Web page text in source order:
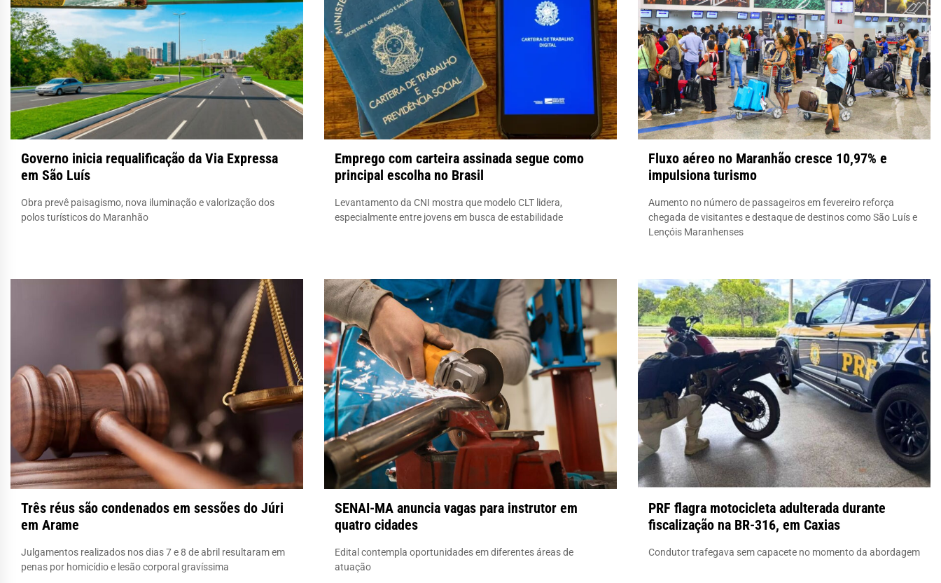
Governo inicia requalificação da Via Expressa
em São Luís
Obra prevê paisagismo, nova iluminação e valorização dos
polos turísticos do Maranhão
Emprego com carteira assinada segue como
principal escolha no Brasil
Levantamento da CNI mostra que modelo CLT lidera,
especialmente entre jovens em busca de estabilidade
Fluxo aéreo no Maranhão cresce 10,97% e
impulsiona turismo
Aumento no número de passageiros em fevereiro reforça
chegada de visitantes e destaque de destinos como São Luís e
Lençóis Maranhenses
Três réus são condenados em sessões do Júri
em Arame
Julgamentos realizados nos dias 7 e 8 de abril resultaram em
penas por homicídio e lesão corporal gravíssima
SENAI-MA anuncia vagas para instrutor em
quatro cidades
Edital contempla oportunidades em diferentes áreas de
atuação
PRF flagra motocicleta adulterada durante
fiscalização na BR-316, em Caxias
Condutor trafegava sem capacete no momento da abordagem